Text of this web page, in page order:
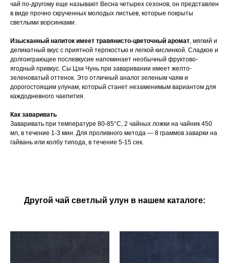
чай по-другому еще называют Весна четырех сезонов, он представлен
в виде прочно скрученных молодых листьев, которые покрыты
светлыми ворсинками.
Изысканный напиток имеет травянисто-цветочный аромат, мягкий и
деликатный вкус с приятной терпкостью и легкой кислинкой. Сладкое и
долгоиграющее послевкусие напоминает необычный фруктово-
ягодный привкус. Сы Цзи Чунь при заваривании имеет желто-
зеленоватый оттенок. Это отличный аналог зеленым чаям и
дорогостоящим улунам, который станет незаменимым вариантом для
каждодневного чаепития.
Как заваривать
Заваривать при температуре 80-85°C, 2 чайных ложки на чайник 450
мл, в течение 1-3 мин. Для проливного метода — 8 граммов заварки на
гайвань или колбу типода, в течение 5-15 сек.
Другой чай светлый улун в нашем каталоге: